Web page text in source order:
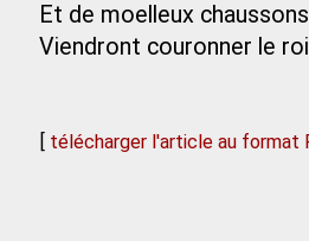
Et de moelleux chaussons
Viendront couronner le
[ télécharger l'article au format